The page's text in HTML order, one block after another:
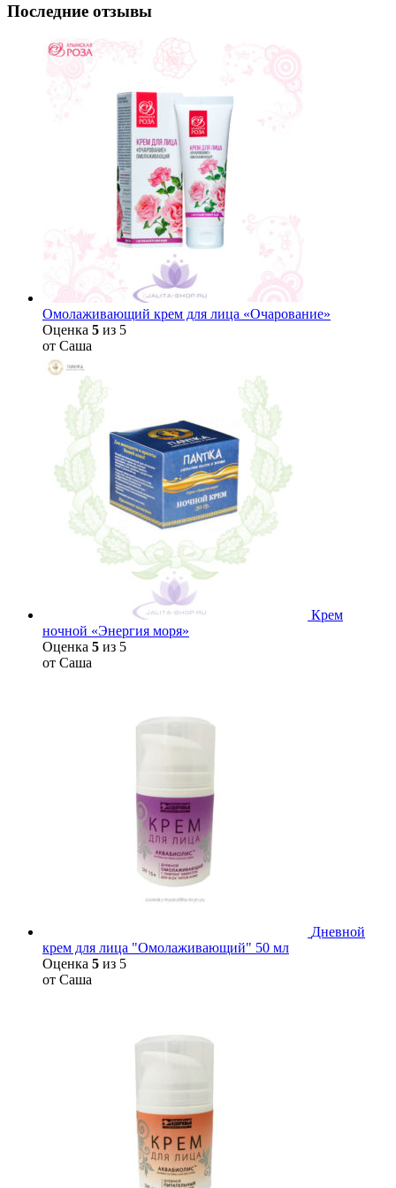
Последние отзывы
Омолаживающий крем для лица «Очарование»
Оценка 5 из 5
от Саша
Крем
ночной «Энергия моря»
Оценка 5 из 5
от Саша
Дневной
крем для лица "Омолаживающий" 50 мл
Оценка 5 из 5
от Саша